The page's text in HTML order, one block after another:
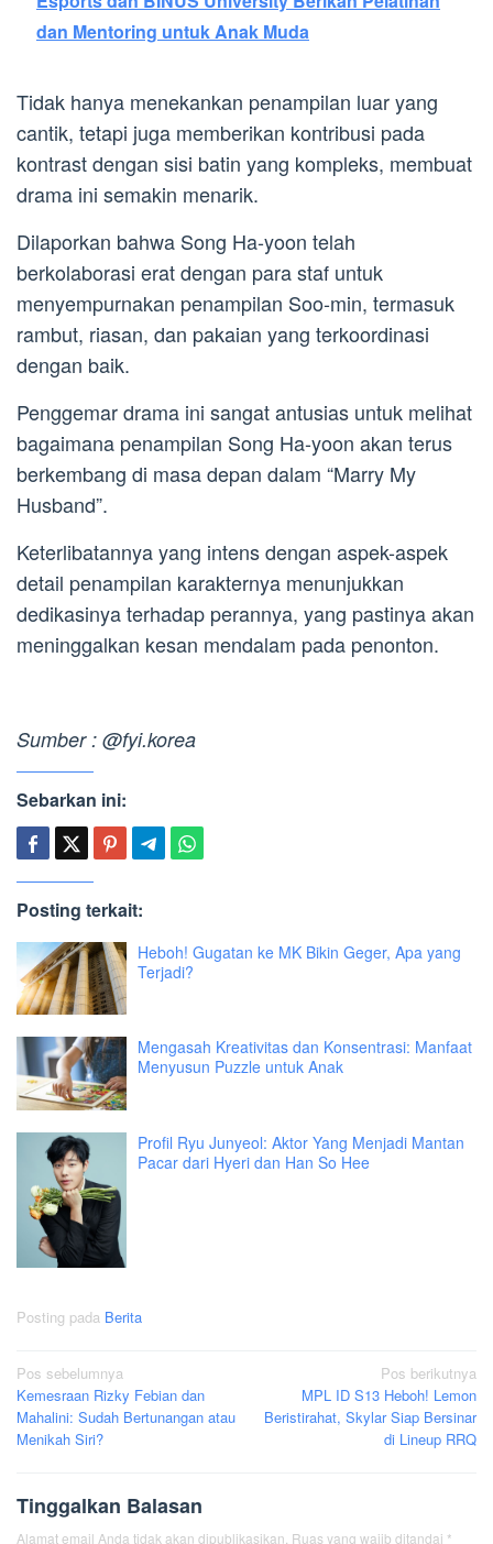
dan Mentoring untuk Anak Muda
Tidak hanya menekankan penampilan luar yang
cantik, tetapi juga memberikan kontribusi pada
kontrast dengan sisi batin yang kompleks, membuat
drama ini semakin menarik.
Dilaporkan bahwa Song Ha-yoon telah
berkolaborasi erat dengan para staf untuk
menyempurnakan penampilan Soo-min, termasuk
rambut, riasan, dan pakaian yang terkoordinasi
dengan baik.
Penggemar drama ini sangat antusias untuk melihat
bagaimana penampilan Song Ha-yoon akan terus
berkembang di masa depan dalam “Marry My
Husband”.
Keterlibatannya yang intens dengan aspek-aspek
detail penampilan karakternya menunjukkan
dedikasinya terhadap perannya, yang pastinya akan
meninggalkan kesan mendalam pada penonton.
Sumber : @fyi.korea
Sebarkan ini:
Posting terkait:
Heboh! Gugatan ke MK Bikin Geger, Apa yang
Terjadi?
Mengasah Kreativitas dan Konsentrasi: Manfaat
Menyusun Puzzle untuk Anak
Profil Ryu Junyeol: Aktor Yang Menjadi Mantan
Pacar dari Hyeri dan Han So Hee
Posting pada Berita
Navigasi
pos
Pos sebelumnya
Kemesraan Rizky Febian dan
Mahalini: Sudah Bertunangan atau
Menikah Siri?
Pos berikutnya
MPL ID S13 Heboh! Lemon
Beristirahat, Skylar Siap Bersinar
di Lineup RRQ
Tinggalkan Balasan
Alamat email Anda tidak akan dipublikasikan. Ruas yang wajib ditandai *